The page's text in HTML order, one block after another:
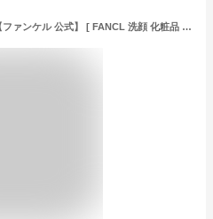
メン フェイス ウォッシュ【ファンケル 公式】 [ FANCL 洗顔 化粧品 洗顔フォーム 洗顔料 メンズ 男性 泡洗顔 泡洗顔料 泡 スキンケア 髭剃り 無添加 洗顔石鹸 石けん 洗顔せっけん 毛穴 男性用 フェイスウォッシュ 顔 無添加